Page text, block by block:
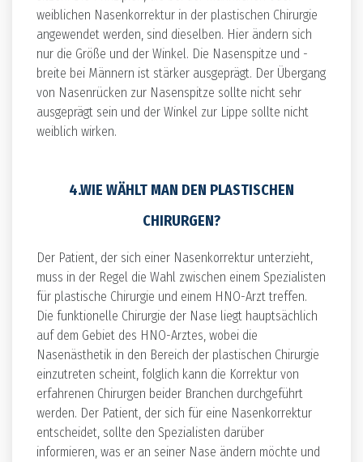
weiblichen Nasenkorrektur in der plastischen Chirurgie
angewendet werden, sind dieselben. Hier ändern sich
nur die Größe und der Winkel. Die Nasenspitze und -
breite bei Männern ist stärker ausgeprägt. Der Übergang
von Nasenrücken zur Nasenspitze sollte nicht sehr
ausgeprägt sein und der Winkel zur Lippe sollte nicht
weiblich wirken.
4.WIE WÄHLT MAN DEN PLASTISCHEN
CHIRURGEN?
Der Patient, der sich einer Nasenkorrektur unterzieht,
muss in der Regel die Wahl zwischen einem Spezialisten
für plastische Chirurgie und einem HNO-Arzt treffen.
Die funktionelle Chirurgie der Nase liegt hauptsächlich
auf dem Gebiet des HNO-Arztes, wobei die
Nasenästhetik in den Bereich der plastischen Chirurgie
einzutreten scheint, folglich kann die Korrektur von
erfahrenen Chirurgen beider Branchen durchgeführt
werden. Der Patient, der sich für eine Nasenkorrektur
entscheidet, sollte den Spezialisten darüber
informieren, was er an seiner Nase ändern möchte und